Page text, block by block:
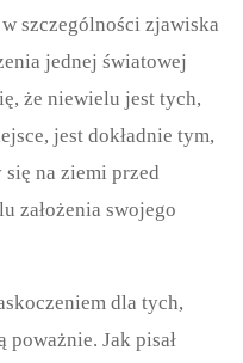
szczególności zjawiska
jednej światowej
że niewielu jest tych,
jest dokładnie tym,
na ziemi przed
założenia swojego
dla tych,
Jak pisał